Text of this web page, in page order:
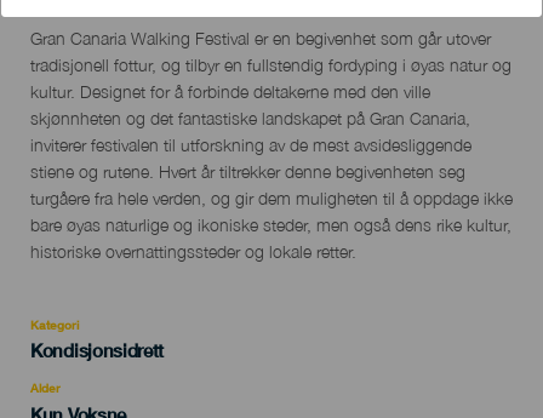
Descripción
del
evento
Gran Canaria Walking Festival er en begivenhet som går utover
tradisjonell fottur, og tilbyr en fullstendig fordyping i øyas natur og
kultur. Designet for å forbinde deltakerne med den ville
skjønnheten og det fantastiske landskapet på Gran Canaria,
inviterer festivalen til utforskning av de mest avsidesliggende
stiene og rutene. Hvert år tiltrekker denne begivenheten seg
turgåere fra hele verden, og gir dem muligheten til å oppdage ikke
bare øyas naturlige og ikoniske steder, men også dens rike kultur,
historiske overnattingssteder og lokale retter.
Kategori
Categoría
evento
Kondisjonsidrett
Alder
Edad